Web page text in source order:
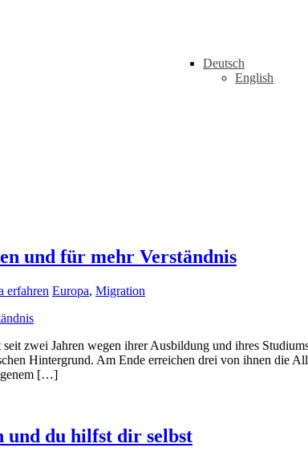
Deutsch
English
und für mehr Verständnis
erfahren Europa, Migration
zwei Jahren wegen ihrer Ausbildung und ihres
Hintergrund. Am Ende erreichen drei von ihnen die
[…]
und du hilfst dir selbst